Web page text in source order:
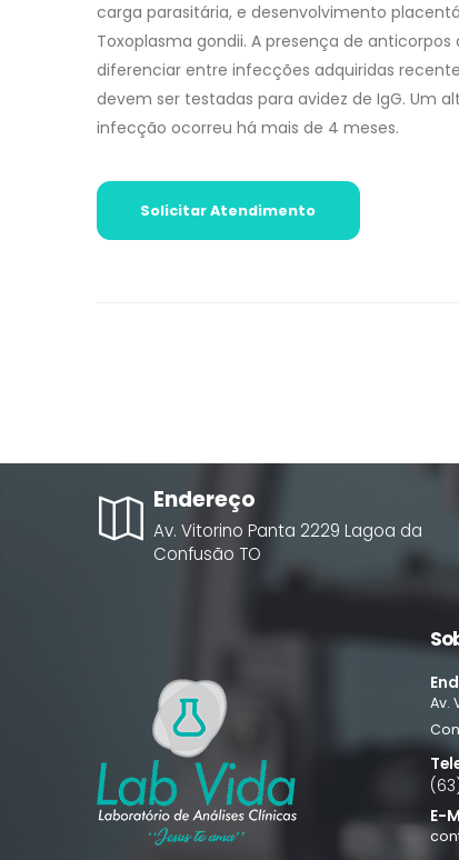
carga parasitária, e desenvolvimento
Toxoplasma gondii. A presença de
diferenciar entre infecções adquiridas
devem ser testadas para avidez de IgG. Um
infecção ocorreu há mais de 4 meses.
Solicitar Atendimento
Endereço
Av. Vitorino Panta 2229 Lagoa da
Confusão TO
Av.
E-